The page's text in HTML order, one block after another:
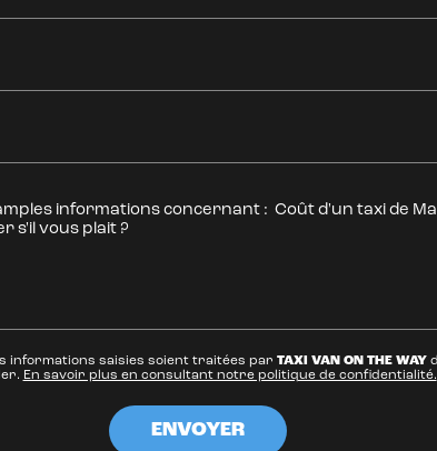
informations saisies soient traitées par TAXI VAN ON THE WAY
En savoir plus en consultant notre politique de confidentialité.